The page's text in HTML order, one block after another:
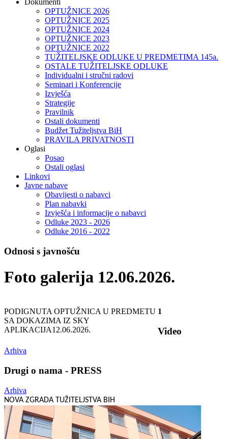
Dokumenti
OPTUŽNICE 2026
OPTUŽNICE 2025
OPTUŽNICE 2024
OPTUŽNICE 2023
OPTUŽNICE 2022
TUŽITELJSKE ODLUKE U PREDMETIMA 145a.
OSTALE TUŽITELJSKE ODLUKE
Individualni i stručni radovi
Seminari i Konferencije
Izvješća
Strategije
Pravilnik
Ostali dokumenti
Budžet Tužiteljstva BiH
PRAVILA PRIVATNOSTI
Oglasi
Posao
Ostali oglasi
Linkovi
Javne nabave
Obavijesti o nabavci
Plan nabavki
Izvješća i informacije o nabavci
Odluke 2023 - 2026
Odluke 2016 - 2022
Odnosi s javnošću
Foto galerija 12.06.2026.
PODIGNUTA OPTUŽNICA U PREDMETU
SA DOKAZIMA IZ SKY
APLIKACIJA12.06.2026.
1
Video
Arhiva
Drugi o nama - PRESS
Arhiva
NOVA ZGRADA TUŽITELJSTVA BIH